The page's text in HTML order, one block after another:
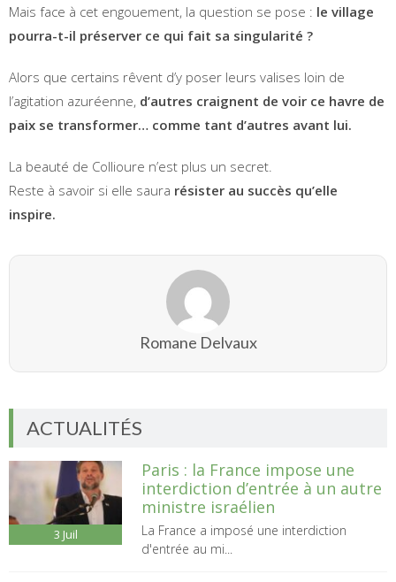
Mais face à cet engouement, la question se pose : le village
pourra-t-il préserver ce qui fait sa singularité ?
Alors que certains rêvent d’y poser leurs valises loin de
l’agitation azuréenne, d’autres craignent de voir ce havre de
paix se transformer… comme tant d’autres avant lui.
La beauté de Collioure n’est plus un secret.
Reste à savoir si elle saura résister au succès qu’elle
inspire.
Romane Delvaux
ACTUALITÉS
3 Juil
Paris : la France impose une
interdiction d’entrée à un autre
ministre israélien
La France a imposé une interdiction
d'entrée au mi...